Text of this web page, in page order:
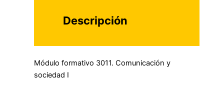
Descripción
Módulo formativo 3011. Comunicación y
sociedad I